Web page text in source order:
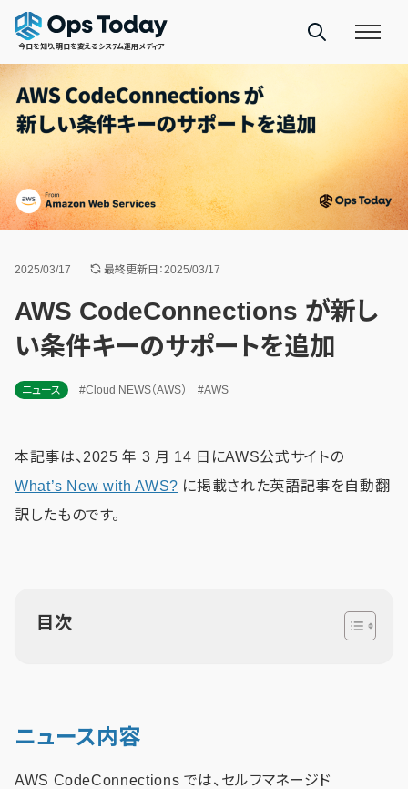
今日を知り、明日を変えるシステム運用メディア
2025/03/17 最終更新日：2025/03/17
AWS CodeConnections が新し
い条件キーのサポートを追加
ニュース #Cloud NEWS（AWS） #AWS
本記事は、2025 年 3 月 14 日にAWS公式サイトの
What’s New with AWS? に掲載された英語記事を自動翻
訳したものです。
目次
ニュース内容
AWS CodeConnections では、セルフマネージド